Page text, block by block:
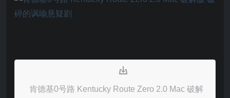
肯德基0号路 Kentucky Route Zero 2.0 Mac 破解